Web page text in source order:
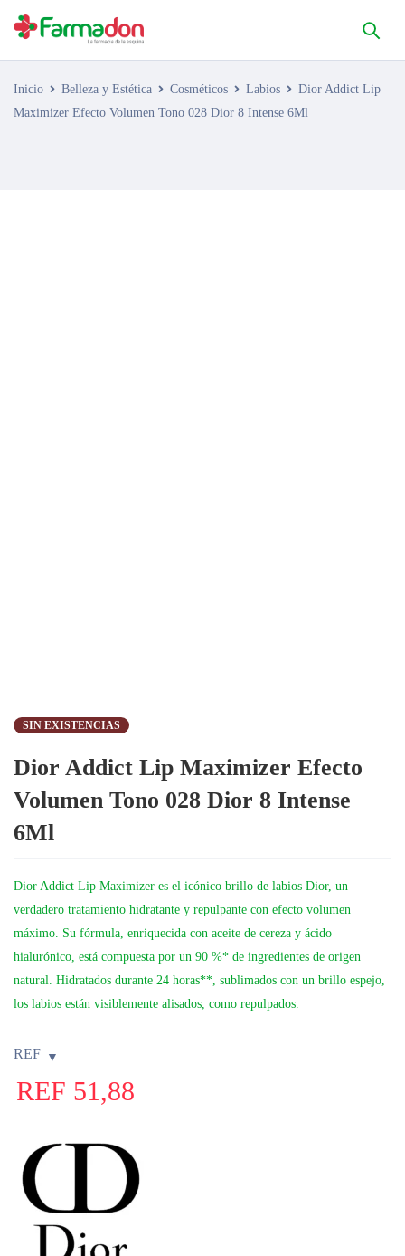
Inicio Belleza y Estética Cosméticos Labios
Dior Addict Lip
Maximizer Efecto Volumen Tono 028 Dior 8 Intense 6Ml
SIN EXISTENCIAS
Dior Addict Lip Maximizer Efecto
Volumen Tono 028 Dior 8 Intense
6Ml
Dior Addict Lip Maximizer es el icónico brillo de labios Dior, un
verdadero tratamiento hidratante y repulpante con efecto volumen
máximo. Su fórmula, enriquecida con aceite de cereza y ácido
hialurónico, está compuesta por un 90 %* de ingredientes de origen
natural. Hidratados durante 24 horas**, sublimados con un brillo espejo,
los labios están visiblemente alisados, como repulpados.
REF
REF 51,88